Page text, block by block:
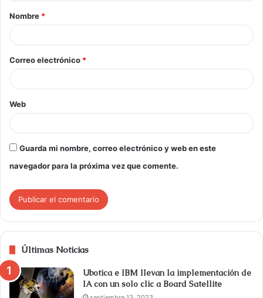
Nombre *
Correo electrónico *
Web
Guarda mi nombre, correo electrónico y web en este
navegador para la próxima vez que comente.
Últimas Noticias
Ubotica e IBM llevan la implementación de
IA con un solo clic a Board Satellite